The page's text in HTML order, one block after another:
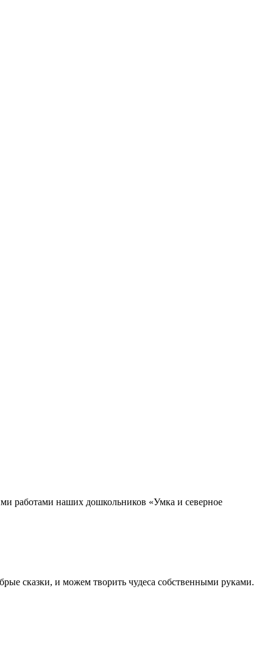
работами наших дошкольников «Умка и северное
сказки, и можем творить чудеса собственными руками.